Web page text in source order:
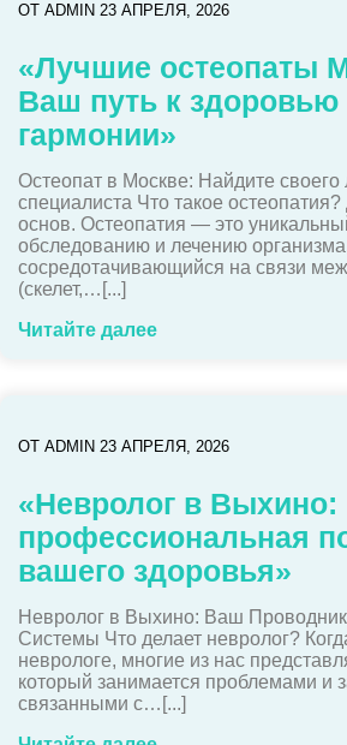
ОТ ADMIN 23 АПРЕЛЯ, 2026
«Лучшие остеопаты
Ваш путь к здоровью
гармонии»
Остеопат в Москве: Найдите своего
специалиста Что такое
основ. Остеопатия — это
обследованию и лечению
сосредотачивающийся на связи
(скелет,…[...]
Читайте далее
ОТ ADMIN 23 АПРЕЛЯ, 2026
«Невролог в Выхино:
профессиональная
вашего здоровья»
Невролог в Выхино: Ваш
Системы Что делает невролог?
неврологе, многие из нас
который занимается проблемами и
связанными с…[...]